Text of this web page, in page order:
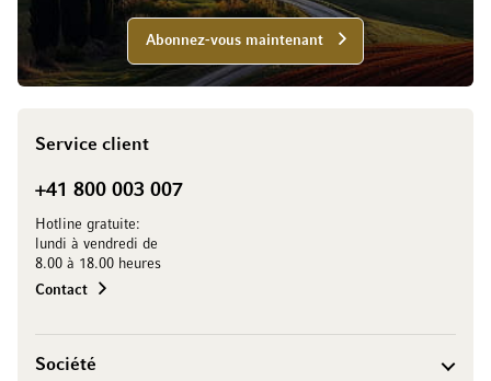
Abonnez-vous maintenant
Service client
+41 800 003 007
Hotline gratuite:
lundi à vendredi de
8.00 à 18.00 heures
Contact
Société